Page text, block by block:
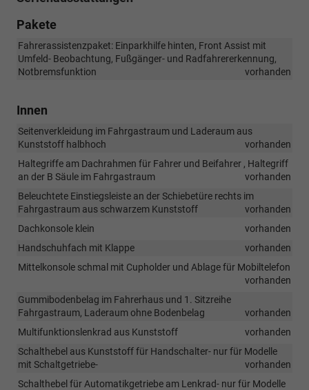
Pakete
Fahrerassistenzpaket: Einparkhilfe hinten, Front Assist mit
Umfeld- Beobachtung, Fußgänger- und Radfahrererkennung,
Notbremsfunktion
vorhanden
Innen
Seitenverkleidung im Fahrgastraum und Laderaum aus
Kunststoff halbhoch
vorhanden
Haltegriffe am Dachrahmen für Fahrer und Beifahrer , Haltegriff
an der B Säule im Fahrgastraum
vorhanden
Beleuchtete Einstiegsleiste an der Schiebetüre rechts im
Fahrgastraum aus schwarzem Kunststoff
vorhanden
Dachkonsole klein
vorhanden
Handschuhfach mit Klappe
vorhanden
Mittelkonsole schmal mit Cupholder und Ablage für Mobiltelefon
vorhanden
Gummibodenbelag im Fahrerhaus und 1. Sitzreihe
Fahrgastraum, Laderaum ohne Bodenbelag
vorhanden
Multifunktionslenkrad aus Kunststoff
vorhanden
Schalthebel aus Kunststoff für Handschalter- nur für Modelle
mit Schaltgetriebe-
vorhanden
Schalthebel für Automatikgetriebe am Lenkrad- nur für Modelle